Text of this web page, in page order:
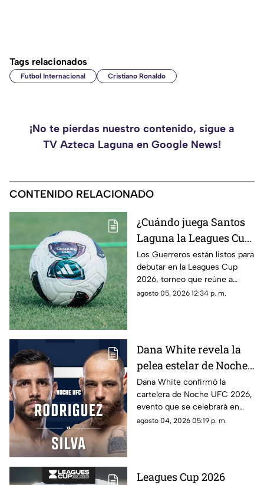
Tags relacionados
Futbol Internacional Cristiano Ronaldo
¡No te pierdas nuestro contenido, sigue a
TV Azteca Laguna en Google News!
CONTENIDO RELACIONADO
¿Cuándo juega Santos
Laguna la Leagues Cup
2026, a qué hora y
contra quiénes?
Los Guerreros están listos para
debutar en la Leagues Cup
2026, torneo que reúne a
clubes de la Liga MX y la MLS.
agosto 05, 2026 12:34 p. m.
Dana White revela la
pelea estelar de Noche
UFC 2026; conoce la
cartelera completa
Dana White confirmó la
cartelera de Noche UFC 2026,
evento que se celebrará en
septiembre en Glendale,
agosto 04, 2026 05:19 p. m.
Leagues Cup 2026